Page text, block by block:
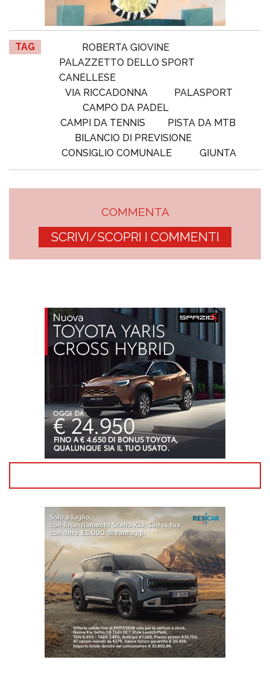
TAG
ROBERTA GIOVINE
PALAZZETTO DELLO SPORT
CANELLESE
VIA RICCADONNA
PALASPORT
CAMPO DA PADEL
CAMPI DA TENNIS
PISTA DA MTB
BILANCIO DI PREVISIONE
CONSIGLIO COMUNALE
GIUNTA
COMMENTA
SCRIVI/SCOPRI I COMMENTI